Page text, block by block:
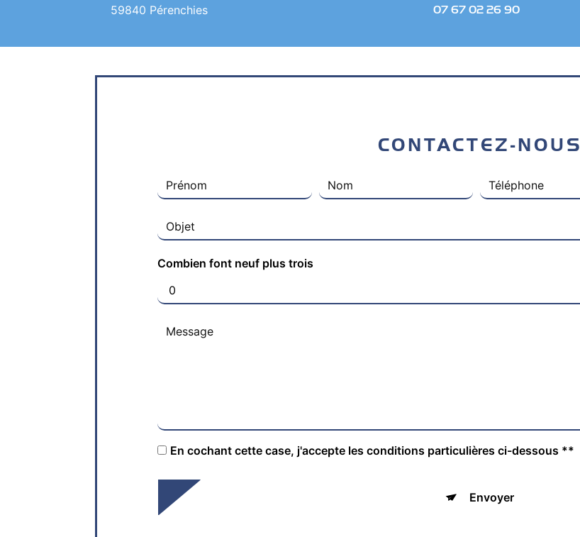
59840 Pérenchies 07 67 02 26 90
CONTACTEZ-NOUS
Combien font neuf plus trois
En cochant cette case, j'accepte les conditions particulières ci-dessous **
Envoyer